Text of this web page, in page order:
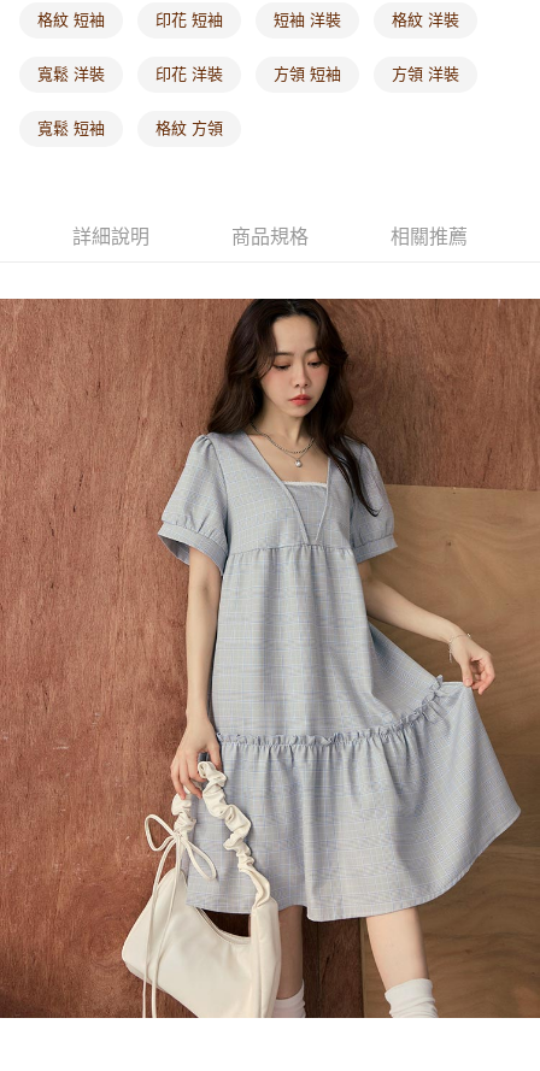
每筆NT$60，滿NT$1,000(含以上)免運費
格紋 短袖 印花 短袖 短袖 洋裝 格紋 洋裝
寬鬆 洋裝 印花 洋裝 方領 短袖 方領 洋裝
寬鬆 短袖 格紋 方領
詳細說明 商品規格 相關推薦